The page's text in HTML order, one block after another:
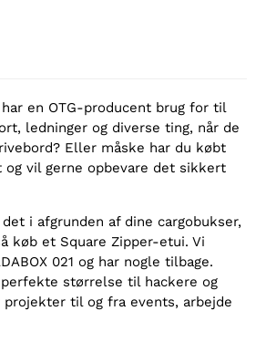
en OTG-producent brug for til
ledninger og diverse ting, når de
Eller måske har du købt
og vil gerne opbevare det sikkert
i afgrunden af dine cargobukser,
køb et Square Zipper-etui. Vi
021 og har nogle tilbage.
størrelse til hackere og
til og fra events, arbejde